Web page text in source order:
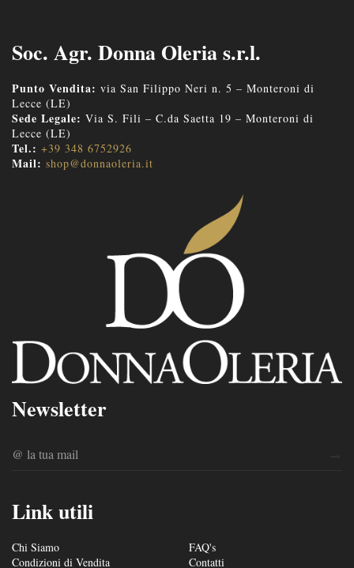
Soc. Agr. Donna Oleria s.r.l.
Punto Vendita: via San Filippo Neri n. 5 – Monteroni di
Lecce (LE)
Sede Legale: Via S. Fili – C.da Saetta 19 – Monteroni di
Lecce (LE)
Tel.: +39 348 6752926
Mail: shop@donnaoleria.it
Newsletter
Link utili
Chi Siamo
Condizioni di Vendita
FAQ's
Contatti